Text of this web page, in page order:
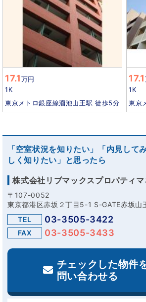
17.1万円
1K
東京メトロ銀座線溜池山王駅 徒歩5分
17.1
1K
東京
「空室状況を知りたい」「内見して
しく知りたい」と思ったら
株式会社リブマックスプロパティ
〒107-0052
東京都港区赤坂２丁目5-1 S-GATE赤坂山
TEL
03-3505-3422
FAX 03-3505-3433
チェックした物件
問い合わせる